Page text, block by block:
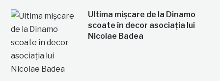
Ultima mișcare de la Dinamo
scoate în decor asociația lui
Nicolae Badea